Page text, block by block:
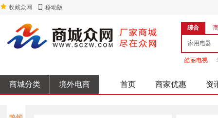
收藏众网 移动版
综合
皓丽电视
商城分类 境外电商 首页 商家优惠 资